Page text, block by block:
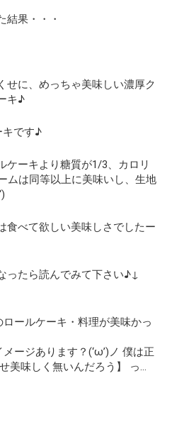
結果・・・
せに、めっちゃ美味しい濃厚ク
キ♪
キです♪
ケーキより糖質が1/3、カロリ
ムは同等以上に美味いし、生地
食べて欲しい美味しさでしたー
ったら読んでみて下さい♪↓
ールケーキ・料理が美味かっ
ージあります？(‘ω’)ノ 僕は正
美味しく無いんだろう】 っ…